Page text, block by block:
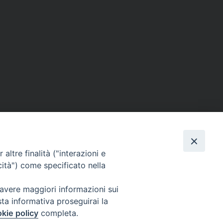
SEGUICI SU
Facebook
Instagram
X YouTube
altre finalità ("interazioni e
come specificato nella
maggiori informazioni sui
informativa proseguirai la
policy completa.